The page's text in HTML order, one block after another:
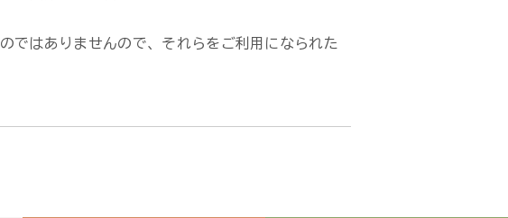
ではありませんので、それらをご利用になられた